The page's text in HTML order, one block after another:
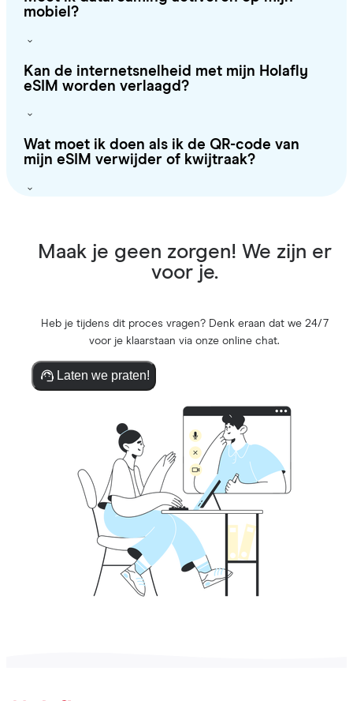
mobiel?
Kan de internetsnelheid met mijn Holafly
eSIM worden verlaagd?
Wat moet ik doen als ik de QR-code van
mijn eSIM verwijder of kwijtraak?
Maak je geen zorgen! We zijn er
voor je.
Heb je tijdens dit proces vragen? Denk eraan dat we 24/7
voor je klaarstaan via onze online chat.
Laten we praten!